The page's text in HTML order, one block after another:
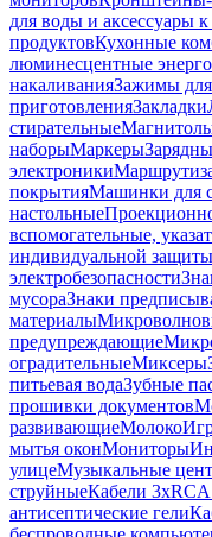
для воды и аксессуары
продуктовКухонные
люминесцентные
накаливанияЗажимы
приготовленияЗакладки
стирательные
наборыМаркеры
электроники
покрытияМашинки для
настольные
вспомогательные,
индивидуальной защиты
электробезопасности
мусораЗнаки
материалы
предупреждающие
оградительныеМиксеры
питьевая водаЗубные
прошивки документов
развивающиеМолоко
мытья оконМониторы
улицеМузыкальные
струйныеКабели
антисептические гели